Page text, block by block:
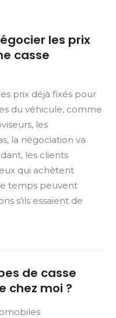
les prix
casse
prix déjà fixés pour
du véhicule, comme
les
la négociation va
les clients
qui achètent
temps peuvent
s'ils essaient de
de casse
chez moi ?